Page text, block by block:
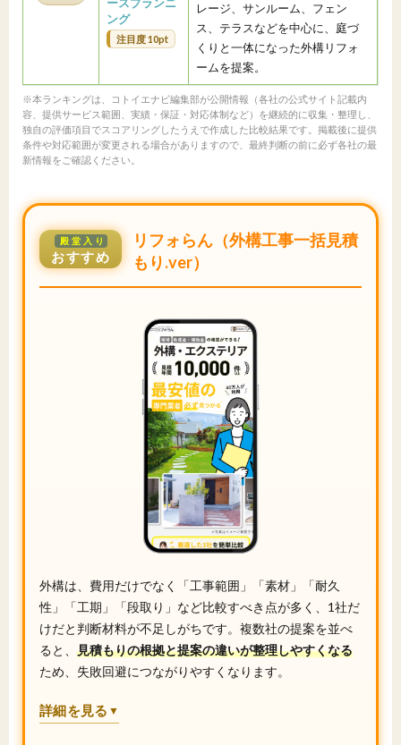
ースプランニ
ング
注目度 10pt
レージ、サンルーム、フェン
ス、テラスなどを中心に、庭づ
くりと一体になった外構リフォ
ームを提案。
※本ランキングは、コトイエナビ編集部が公開情報（各社の公式サイト記載内
容、提供サービス範囲、実績・保証・対応体制など）を継続的に収集・整理し、
独自の評価項目でスコアリングしたうえで作成した比較結果です。掲載後に提供
条件や対応範囲が変更される場合がありますので、最終判断の前に必ず各社の最
新情報をご確認ください。
殿堂入り
おすすめ
リフォらん（外構工事一括見積
もり.ver）
外構は、費用だけでなく「工事範囲」「素材」「耐久
性」「工期」「段取り」など比較すべき点が多く、1社だ
けだと判断材料が不足しがちです。複数社の提案を並べ
ると、 見積もりの根拠と提案の違いが整理しやすくなる
ため、失敗回避につながりやすくなります。
詳細を見る ▼